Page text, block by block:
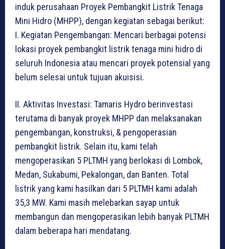
induk perusahaan Proyek Pembangkit Listrik Tenaga
Mini Hidro (MHPP), dengan kegiatan sebagai berikut:
I. Kegiatan Pengembangan: Mencari berbagai potensi
lokasi proyek pembangkit listrik tenaga mini hidro di
seluruh Indonesia atau mencari proyek potensial yang
belum selesai untuk tujuan akuisisi.
II. Aktivitas Investasi: Tamaris Hydro berinvestasi
terutama di banyak proyek MHPP dan melaksanakan
pengembangan, konstruksi, & pengoperasian
pembangkit listrik. Selain itu, kami telah
mengoperasikan 5 PLTMH yang berlokasi di Lombok,
Medan, Sukabumi, Pekalongan, dan Banten. Total
listrik yang kami hasilkan dari 5 PLTMH kami adalah
35,3 MW. Kami masih melebarkan sayap untuk
membangun dan mengoperasikan lebih banyak PLTMH
dalam beberapa hari mendatang.